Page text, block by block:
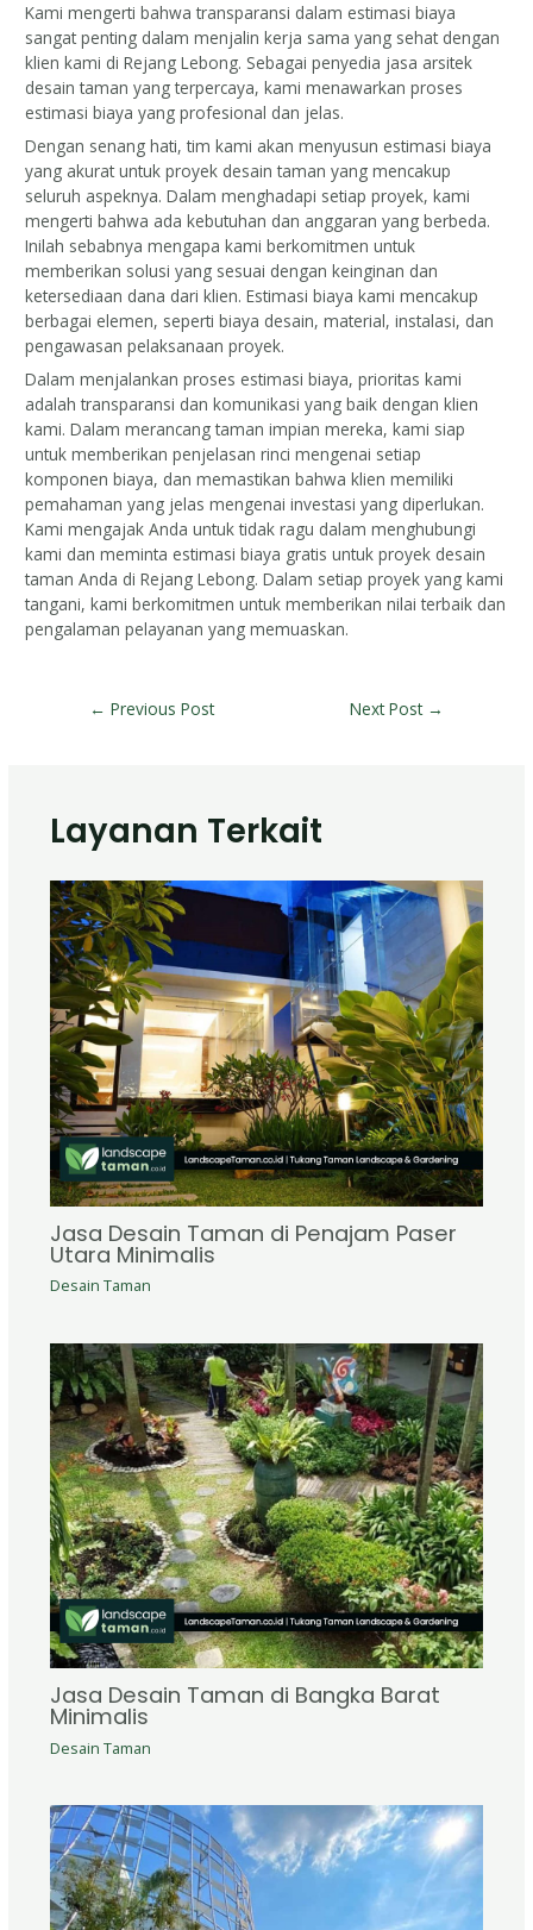
Kami mengerti bahwa transparansi dalam estimasi biaya
sangat penting dalam menjalin kerja sama yang sehat dengan
klien kami di Rejang Lebong. Sebagai penyedia jasa arsitek
desain taman yang terpercaya, kami menawarkan proses
estimasi biaya yang profesional dan jelas.
Dengan senang hati, tim kami akan menyusun estimasi biaya
yang akurat untuk proyek desain taman yang mencakup
seluruh aspeknya. Dalam menghadapi setiap proyek, kami
mengerti bahwa ada kebutuhan dan anggaran yang berbeda.
Inilah sebabnya mengapa kami berkomitmen untuk
memberikan solusi yang sesuai dengan keinginan dan
ketersediaan dana dari klien. Estimasi biaya kami mencakup
berbagai elemen, seperti biaya desain, material, instalasi, dan
pengawasan pelaksanaan proyek.
Dalam menjalankan proses estimasi biaya, prioritas kami
adalah transparansi dan komunikasi yang baik dengan klien
kami. Dalam merancang taman impian mereka, kami siap
untuk memberikan penjelasan rinci mengenai setiap
komponen biaya, dan memastikan bahwa klien memiliki
pemahaman yang jelas mengenai investasi yang diperlukan.
Kami mengajak Anda untuk tidak ragu dalam menghubungi
kami dan meminta estimasi biaya gratis untuk proyek desain
taman Anda di Rejang Lebong. Dalam setiap proyek yang kami
tangani, kami berkomitmen untuk memberikan nilai terbaik dan
pengalaman pelayanan yang memuaskan.
← Previous Post Next Post →
Layanan Terkait
Jasa Desain Taman di Penajam Paser
Utara Minimalis
Desain Taman
Jasa Desain Taman di Bangka Barat
Minimalis
Desain Taman